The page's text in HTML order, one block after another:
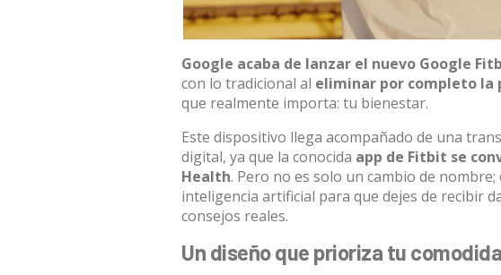
Google acaba de lanzar el nuevo Google
con lo tradicional al eliminar por completo la
que realmente importa: tu bienestar.
Este dispositivo llega acompañado de una
digital, ya que la conocida app de Fitbit se
Health. Pero no es solo un cambio de
inteligencia artificial para que dejes de recibir
consejos reales.
Un diseño que prioriza tu